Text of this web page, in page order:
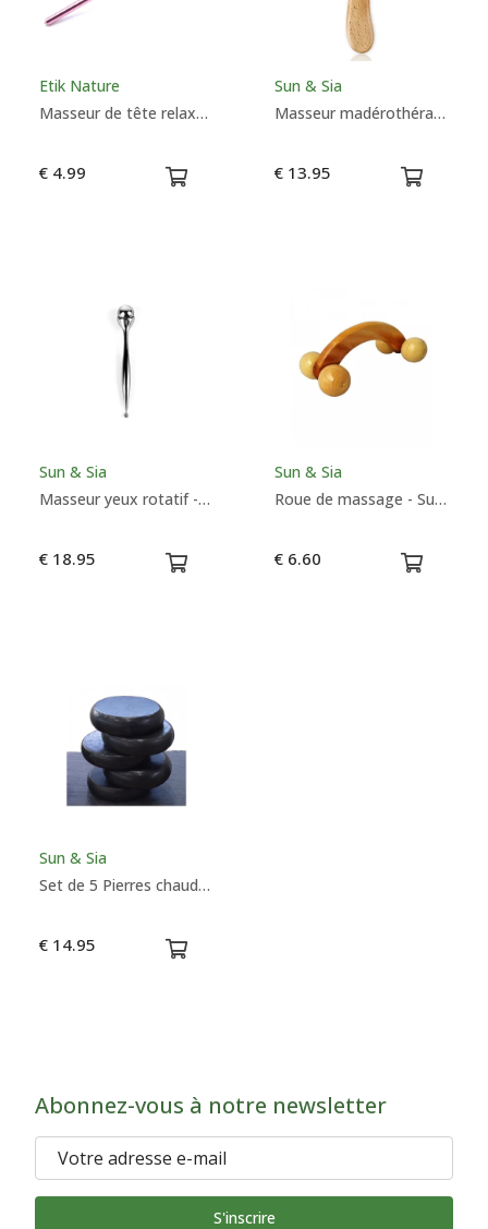
Etik Nature
Masseur de tête relaxant
€ 4.99
Sun & Sia
Masseur madérothérapie Maryse - Sun & Sia
€ 13.95
Sun & Sia
Masseur yeux rotatif - Sun & Sia
€ 18.95
Sun & Sia
Roue de massage - Sun & Sia
€ 6.60
Sun & Sia
Set de 5 Pierres chaudes de massage - Sun & Sia
€ 14.95
Abonnez-vous à notre newsletter
S'inscrire